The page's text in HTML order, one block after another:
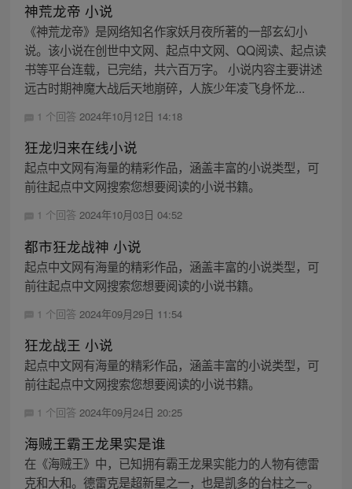
神荒龙帝 小说
《神荒龙帝》是网络知名作家妖月夜所著的一部玄幻小
说。该小说在创世中文网、起点中文网、QQ阅读、起点读
书等平台连载，已完结，共六百万字。 小说内容主要讲述
远古时期神魔大战后天地崩碎，人族少年凌飞身怀龙...
1 个回答 2024年10月12日 14:18
狂龙归来在线小说
起点中文网有海量的精彩作品，涵盖丰富的小说类型，可
前往起点中文网搜索您想要阅读的小说书籍。
1 个回答 2024年10月03日 04:52
都市狂龙战神 小说
起点中文网有海量的精彩作品，涵盖丰富的小说类型，可
前往起点中文网搜索您想要阅读的小说书籍。
1 个回答 2024年09月29日 11:54
狂龙战王 小说
起点中文网有海量的精彩作品，涵盖丰富的小说类型，可
前往起点中文网搜索您想要阅读的小说书籍。
1 个回答 2024年09月24日 20:25
海贼王霸王龙果实是谁
在《海贼王》中，已知拥有霸王龙果实能力的人物有德雷
克和大和。德雷克是超新星之一，也是凯多的台柱之一。